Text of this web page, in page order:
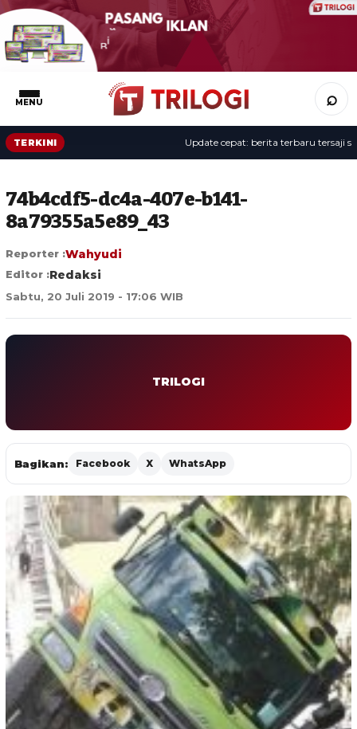
MENU ⌕
TERKINI Update cepat: berita terbaru tersaji
74b4cdf5-dc4a-407e-b141-
8a79355a5e89_43
Reporter :Wahyudi
Editor :Redaksi
Sabtu, 20 Juli 2019 - 17:06 WIB
TRILOGI
Bagikan: Facebook X WhatsApp